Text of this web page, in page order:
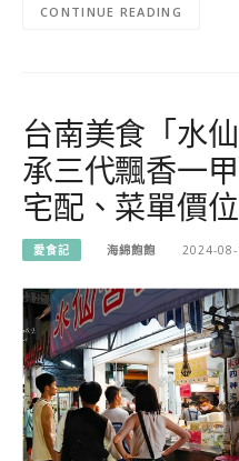
CONTINUE READING
台南美食「水
承三代飄香一
宅配、菜單價位
愛食記 海綿飽飽 2024-